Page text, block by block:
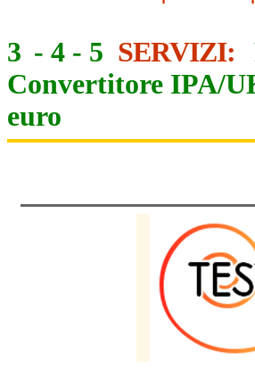
3 - 4 - 5 SERVIZI:
Convertitore IPA/
euro